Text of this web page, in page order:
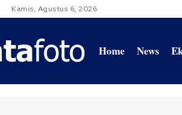
Kamis, Agustus 6, 2026
Home News